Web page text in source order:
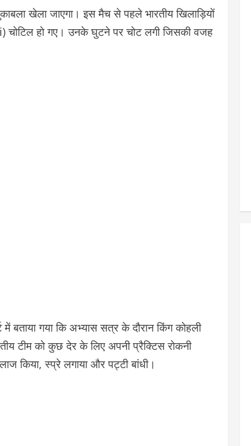
खेला जाएगा। इस मैच से पहले भारतीय खिलाड़ियों
हो गए। उनके घुटने पर चोट लगी जिसकी वजह
में बताया गया कि अभ्यास सत्र के दौरान किंग कोहली
टीम को कुछ देर के लिए अपनी प्रैक्टिस रोकनी
किया, स्प्रे लगाया और पट्टी बांधी।